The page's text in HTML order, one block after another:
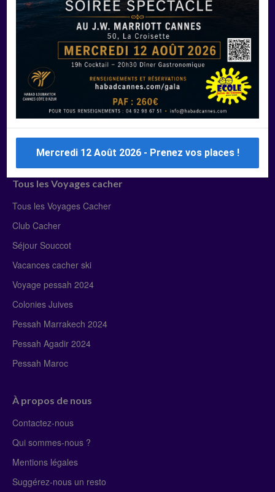
Manger Cacher
Liste des restaurants cacher
Restaurants cacher à Paris
Restaurants cacher à Deauville
Restaurants cacher à Lyon
Restaurants cacher à Marseille
Restaurants cacher Dubaï
Tous les Voyages cacher
Tous les Voyages Cacher
Club Cacher
Séjour Souccot
Vacances cacher ski
Voyage pessah 2024
Colonies Juives
Pessah Marrakech 2024
Pessah Agadir 2024
Pessah Maroc
À propos de nous
Contactez-nous
Qui sommes-nous ?
Mentions légales
Suggérez-nous un resto
Mercredi 12 Août 2026 - Prenez vos places !